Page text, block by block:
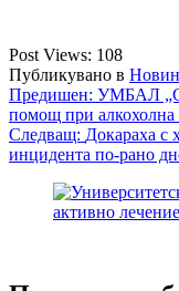
Post Views: 108
Публикувано в
Навигация
Предишен: УМБАЛ
помощ при алкохолна
Следващ: Докараха с
инцидента по-рано